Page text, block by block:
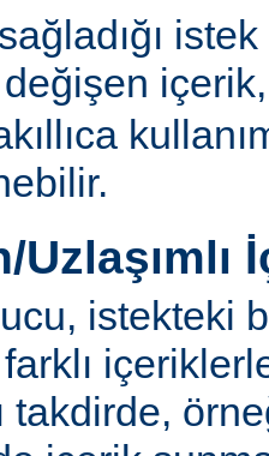
istek
Uzlaşımlı
istekteki
takdirde,